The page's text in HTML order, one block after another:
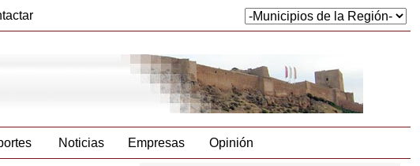
Noticias Empresas Opinión